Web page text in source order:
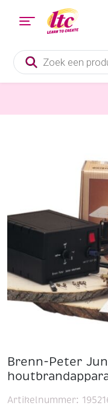
Producten
zoeken
Brenn-Peter
Artikelnummer: